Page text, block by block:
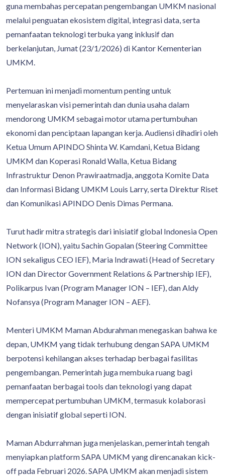
guna membahas percepatan pengembangan UMKM nasional
melalui penguatan ekosistem digital, integrasi data, serta
pemanfaatan teknologi terbuka yang inklusif dan
berkelanjutan, Jumat (23/1/2026) di Kantor Kementerian
UMKM.
Pertemuan ini menjadi momentum penting untuk
menyelaraskan visi pemerintah dan dunia usaha dalam
mendorong UMKM sebagai motor utama pertumbuhan
ekonomi dan penciptaan lapangan kerja. Audiensi dihadiri oleh
Ketua Umum APINDO Shinta W. Kamdani, Ketua Bidang
UMKM dan Koperasi Ronald Walla, Ketua Bidang
Infrastruktur Denon Prawiraatmadja, anggota Komite Data
dan Informasi Bidang UMKM Louis Larry, serta Direktur Riset
dan Komunikasi APINDO Denis Dimas Permana.
Turut hadir mitra strategis dari inisiatif global Indonesia Open
Network (ION), yaitu Sachin Gopalan (Steering Committee
ION sekaligus CEO IEF), Maria Indrawati (Head of Secretary
ION dan Director Government Relations & Partnership IEF),
Polikarpus Ivan (Program Manager ION – IEF), dan Aldy
Nofansya (Program Manager ION – AEF).
Menteri UMKM Maman Abdurahman menegaskan bahwa ke
depan, UMKM yang tidak terhubung dengan SAPA UMKM
berpotensi kehilangan akses terhadap berbagai fasilitas
pengembangan. Pemerintah juga membuka ruang bagi
pemanfaatan berbagai tools dan teknologi yang dapat
mempercepat pertumbuhan UMKM, termasuk kolaborasi
dengan inisiatif global seperti ION.
Maman Abdurrahman juga menjelaskan, pemerintah tengah
menyiapkan platform SAPA UMKM yang direncanakan kick-
off pada Februari 2026. SAPA UMKM akan menjadi sistem